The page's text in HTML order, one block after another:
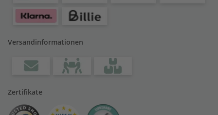
Versandinformationen
Zertifikate